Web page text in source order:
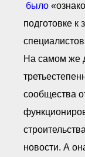
было
подготовке к
На самом же
сообщества
новости. А